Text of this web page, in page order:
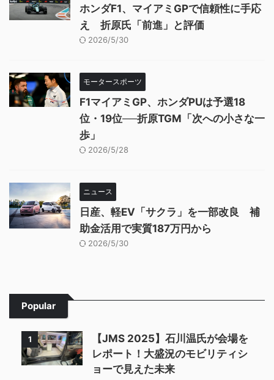
ホンダF1、マイアミGPで信頼性に手応
え 折原氏「前進」と評価
2026/5/30
モータースポーツ
F1マイアミGP、ホンダPUは予選18
位・19位──折原TGM「次への小さな一
歩」
2026/5/28
ニュース
日産、軽EV「サクラ」を一部改良 補
助金活用で実質187万円から
2026/5/30
Popular
1
【JMS 2025】石川温氏が会場を
レポート！大盛況のモビリティシ
ョーで見えた未来